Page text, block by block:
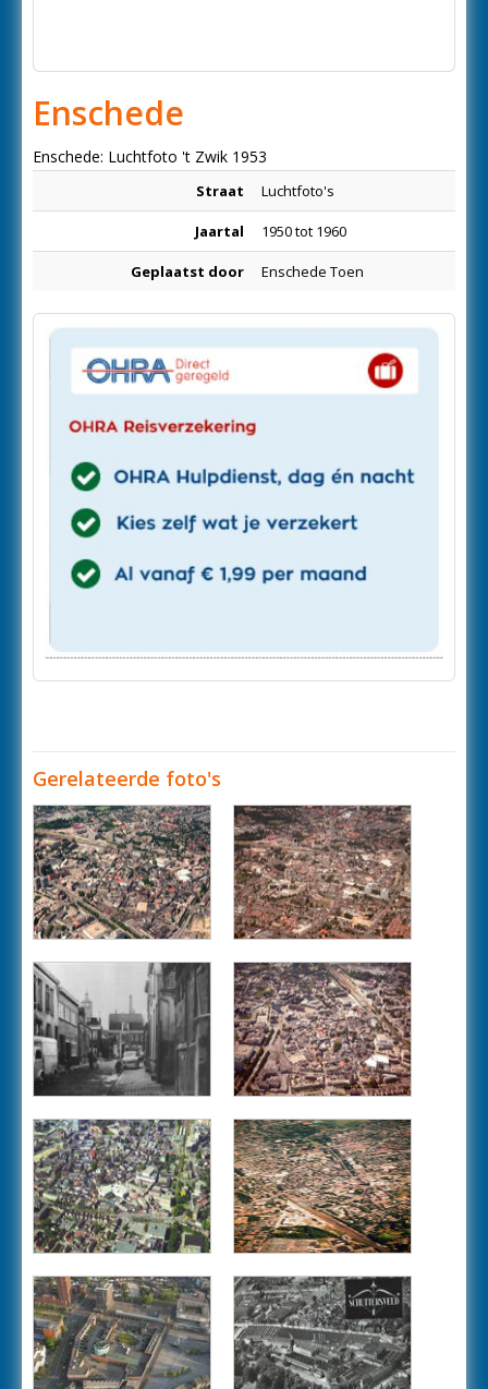
Enschede
Enschede: Luchtfoto 't Zwik 1953
Straat Luchtfoto's
Jaartal 1950 tot 1960
Geplaatst door Enschede Toen
Gerelateerde foto's